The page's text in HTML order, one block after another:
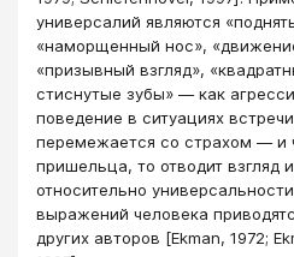
универсалий являются
«наморщенный нос»,
«призывный взгляд»,
стиснутые зубы» — как
поведение в ситуациях
перемежается со страхом — и
пришельца, то отводит взгляд
относительно
выражений человека
других авторов [Ekman, 1972;